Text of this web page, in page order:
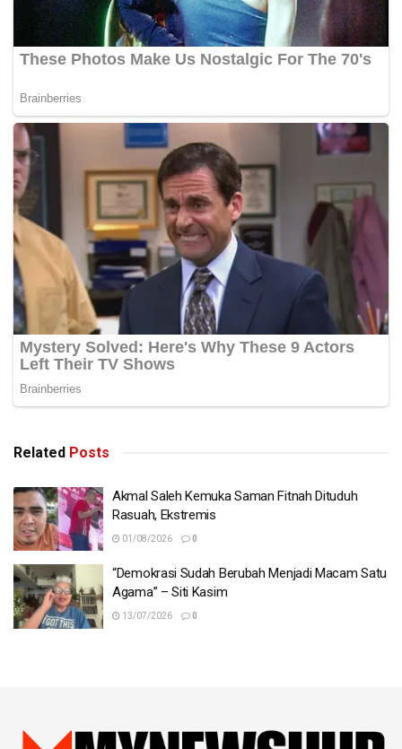
Tags: Azmin Ali rasuah
Related Posts
Akmal Saleh Kemuka Saman Fitnah Dituduh
Rasuah, Ekstremis
01/08/2026 0
“Demokrasi Sudah Berubah Menjadi Macam Satu
Agama” – Siti Kasim
13/07/2026 0